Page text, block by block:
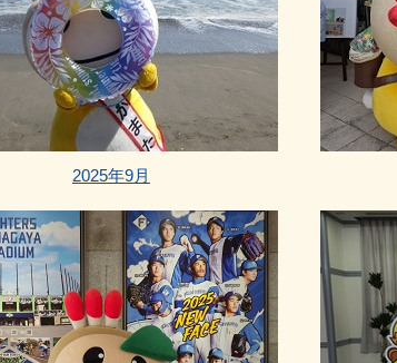
2025年9月